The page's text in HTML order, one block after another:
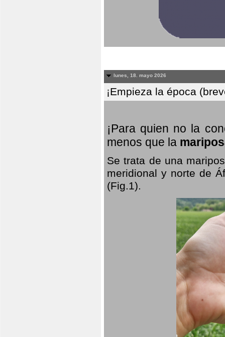
lunes, 18. mayo 2026
¡Empieza la época
¡Para quien no la
menos que la
Se trata de una
meridional y norte de
(Fig.1).